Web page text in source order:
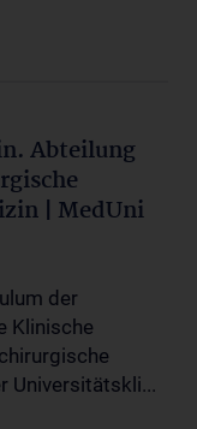
Abteilung
| MedUni
der
Klinische
Universitätskli...